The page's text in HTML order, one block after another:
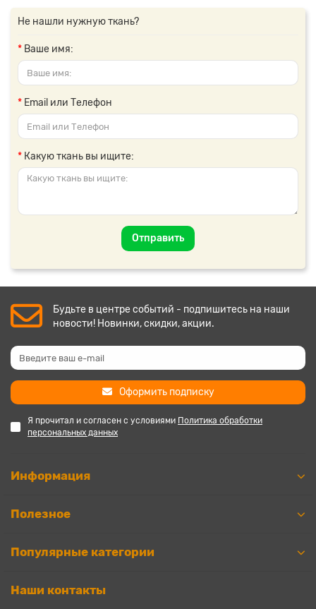
Не нашли нужную ткань?
Ваше имя:
Email или Телефон
Какую ткань вы ищите:
Отправить
Будьте в центре событий - подпишитесь на наши
новости! Новинки, скидки, акции.
Оформить подписку
Я прочитал и согласен с условиями Политика обработки
персональных данных
Информация
Полезное
Популярные категории
Наши контакты